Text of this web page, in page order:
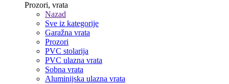
Prozori, vrata
Nazad
Sve iz kategorije
Garažna vrata
Prozori
PVC stolarija
PVC ulazna vrata
Sobna vrata
Aluminijska ulazna vrata